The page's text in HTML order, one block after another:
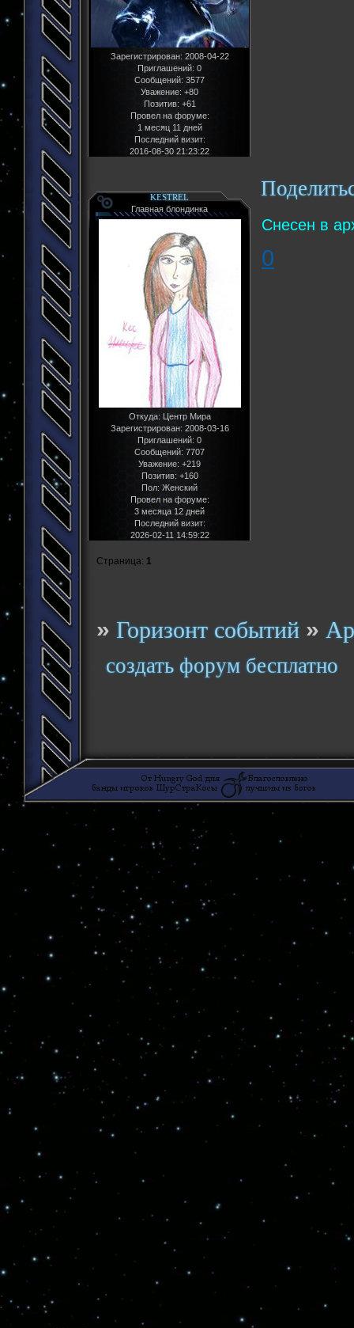
Зарегистрирован: 2008-04-22
Приглашений: 0
Сообщений: 3577
Уважение: +80
Позитив: +61
Провел на форуме:
1 месяц 11 дней
Последний визит:
2016-08-30 21:23:22
KESTREL
Главная блондинка
Откуда: Центр Мира
Зарегистрирован: 2008-03-16
Приглашений: 0
Сообщений: 7707
Уважение: +219
Позитив: +160
Пол:Женский
Провел на форуме:
3 месяца 12 дней
Последний визит:
2026-02-11 14:59:22
Снесен в
0
Страница: 1
»Горизонт событий »
создать форум бесплатно